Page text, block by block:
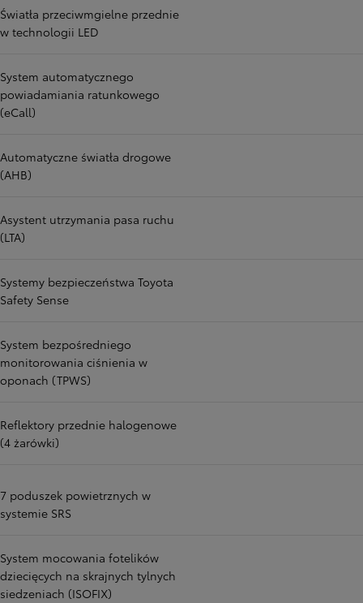
Światła przeciwmgielne przednie
w technologii LED
System automatycznego
powiadamiania ratunkowego
(eCall)
Automatyczne światła drogowe
(AHB)
Asystent utrzymania pasa ruchu
(LTA)
Systemy bezpieczeństwa Toyota
Safety Sense
System bezpośredniego
monitorowania ciśnienia w
oponach (TPWS)
Reflektory przednie halogenowe
(4 żarówki)
7 poduszek powietrznych w
systemie SRS
System mocowania fotelików
dziecięcych na skrajnych tylnych
siedzeniach (ISOFIX)